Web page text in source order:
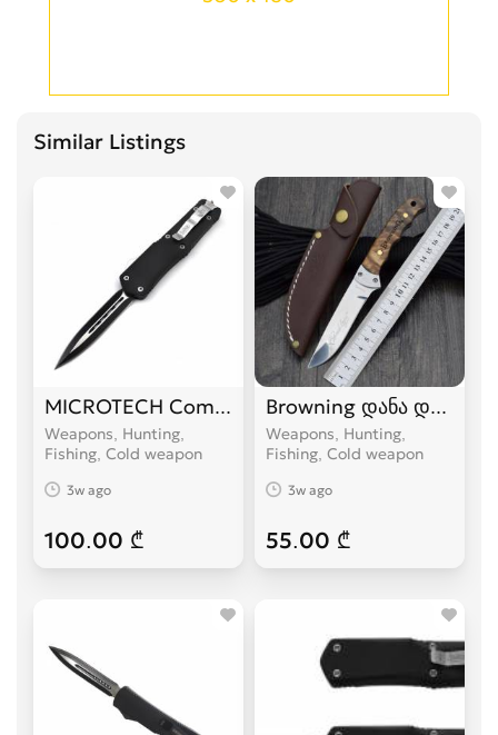
Similar Listings
MICROTECH Combat Troodon დანა დანები
Weapons, Hunting,
Fishing, Cold weapon
3w ago
100.00 ₾
Browning დანა დანები
Weapons, Hunting,
Fishing, Cold weapon
3w ago
55.00 ₾